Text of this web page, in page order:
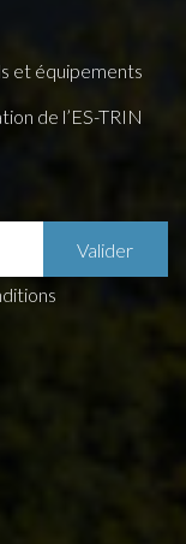
et équipements
de l’ES-TRIN